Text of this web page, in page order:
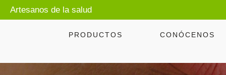
Artesanos de la salud
PRODUCTOS CONÓCENOS